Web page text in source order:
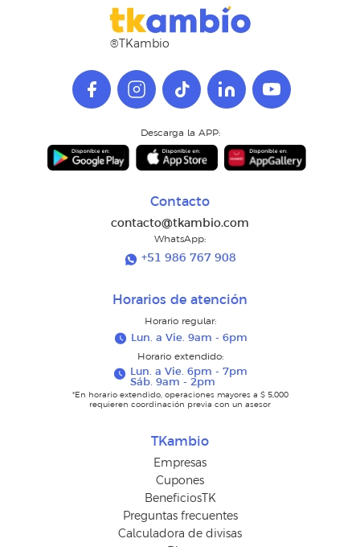
®TKambio
Descarga la APP:
Contacto
contacto@tkambio.com
WhatsApp:
+51 986 767 908
Horarios de atención
Horario regular:
Lun. a Vie. 9am - 6pm
Horario extendido:
Lun. a Vie. 6pm - 7pm
Sáb. 9am - 2pm
*En horario extendido, operaciones mayores a $ 5,000
requieren coordinación previa con un asesor
TKambio
Empresas
Cupones
BeneficiosTK
Preguntas frecuentes
Calculadora de divisas